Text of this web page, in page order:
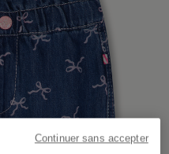
Continuer sans accepter